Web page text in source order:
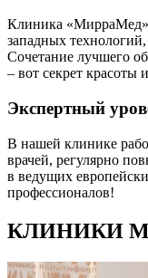
Клиника «МирраМед»
западных
Сочетание лучшего
– вот секрет красоты
Экспертный
В нашей клинике
врачей, регулярно
в ведущих
профессионалов!
КЛИНИКИ